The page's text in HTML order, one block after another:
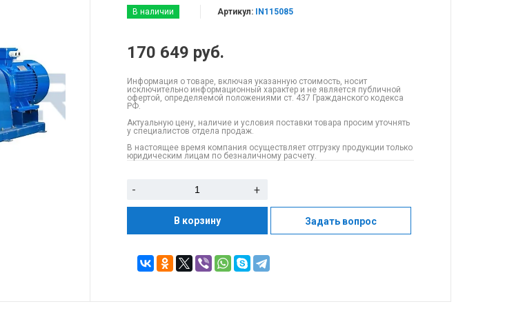
В наличии Артикул: IN115085
170 649 руб.
Информация о товаре, включая указанную стоимость, носит
исключительно информационный характер и не является публичной
офертой, определяемой положениями ст. 437 Гражданского кодекса
РФ.
Актуальную цену, наличие и условия поставки товара просим уточнять
у специалистов отдела продаж.
В настоящее время компания осуществляет отгрузку продукции только
юридическим лицам по безналичному расчету.
- +
В корзину Задать вопрос